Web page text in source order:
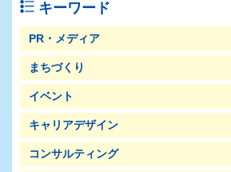
キーワード
PR・メディア
まちづくり
イベント
キャリアデザイン
コンサルティング